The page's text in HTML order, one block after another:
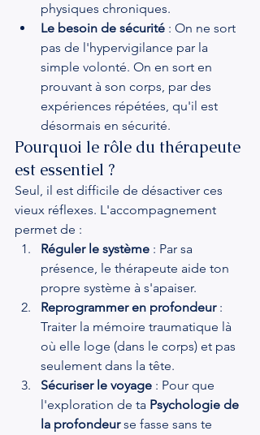
physiques chroniques.
Le besoin de sécurité : On ne sort
pas de l'hypervigilance par la
simple volonté. On en sort en
prouvant à son corps, par des
expériences répétées, qu'il est
désormais en sécurité.
Pourquoi le rôle du thérapeute
est essentiel ?
Seul, il est difficile de désactiver ces
vieux réflexes. L'accompagnement
permet de :
Réguler le système : Par sa
présence, le thérapeute aide ton
propre système à s'apaiser.
Reprogrammer en profondeur :
Traiter la mémoire traumatique là
où elle loge (dans le corps) et pas
seulement dans la tête.
Sécuriser le voyage : Pour que
l'exploration de ta Psychologie de
la profondeur se fasse sans te